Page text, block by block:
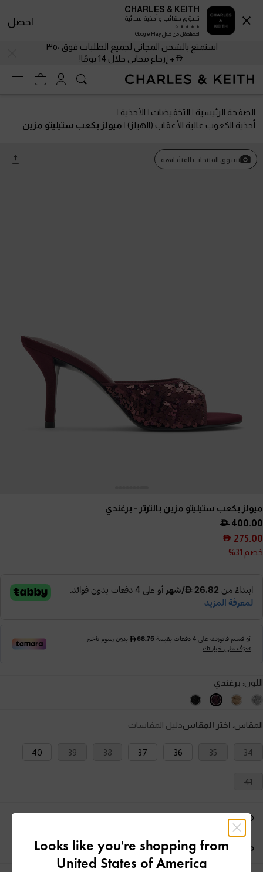
استمتع بالشحن المجاني لجميع الطلبات فوق ٣٥٠
+ إرجاع مجاني خلال 14 يومًا!
الصفحة الرئيسية التخفيضات
الأحذية
أحذية الكعوب عالية الأعقاب (الهيلز)
ميولز بكعب ستيليتو مزين
تسوق المنتجات المشابهة
ميولز بكعب ستيليتو مزين بالترتر - برغندي
400.00
275.00
خصم 31%
اللون: برغندي
المقاس: اختر المقاسدليل المقاسات
34
35
36
37
38
39
40
41
ملاحظات المحرر
تفاصيل المنتج وتعليمات العناية
CHARLES & KEITH
تسوّق حقائب وأحذية نسائية
احصلحمّل من خلال Google Play
احصل
Looks like you're shopping from
United States of America